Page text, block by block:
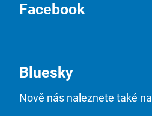
Facebook
Bluesky
Nově nás naleznete také na